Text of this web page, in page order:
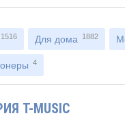
1516 Для дома 1882
4
T-MUSIC